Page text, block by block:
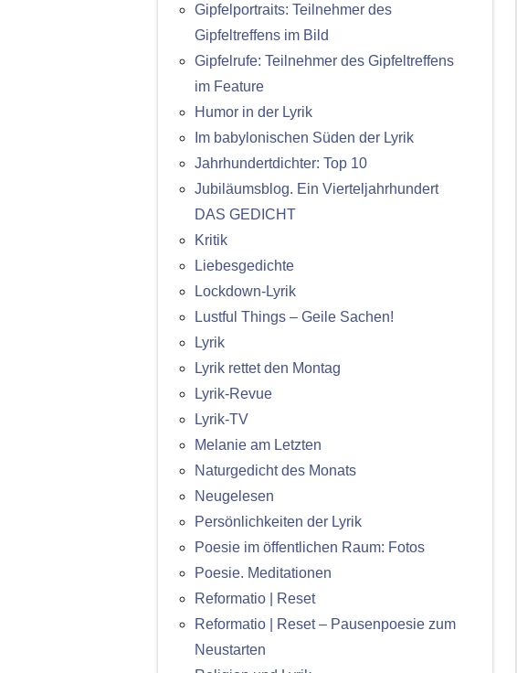
Gipfelportraits: Teilnehmer des
Gipfeltreffens im Bild
Gipfelrufe: Teilnehmer des Gipfeltreffens
im Feature
Humor in der Lyrik
Im babylonischen Süden der Lyrik
Jahrhundertdichter: Top 10
Jubiläumsblog. Ein Vierteljahrhundert
DAS GEDICHT
Kritik
Liebesgedichte
Lockdown-Lyrik
Lustful Things – Geile Sachen!
Lyrik
Lyrik rettet den Montag
Lyrik-Revue
Lyrik-TV
Melanie am Letzten
Naturgedicht des Monats
Neugelesen
Persönlichkeiten der Lyrik
Poesie im öffentlichen Raum: Fotos
Poesie. Meditationen
Reformatio | Reset
Reformatio | Reset – Pausenpoesie zum
Neustarten